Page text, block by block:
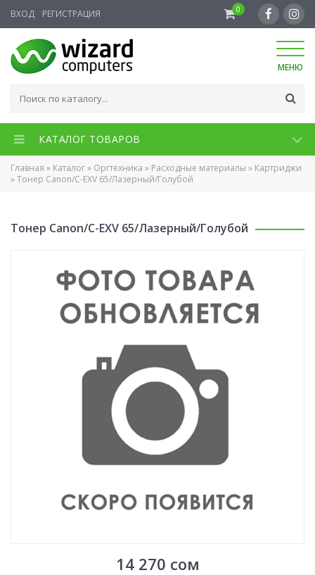
ВХОД РЕГИСТРАЦИЯ 0
МЕНЮ
КАТАЛОГ ТОВАРОВ
Главная » Каталог» Оргтехника » Расходные материалы » Картриджи
»Тонер Canon/C-EXV 65/Лазерный/Голубой
Тонер Canon/C-EXV 65/Лазерный/Голубой
14 270 сом